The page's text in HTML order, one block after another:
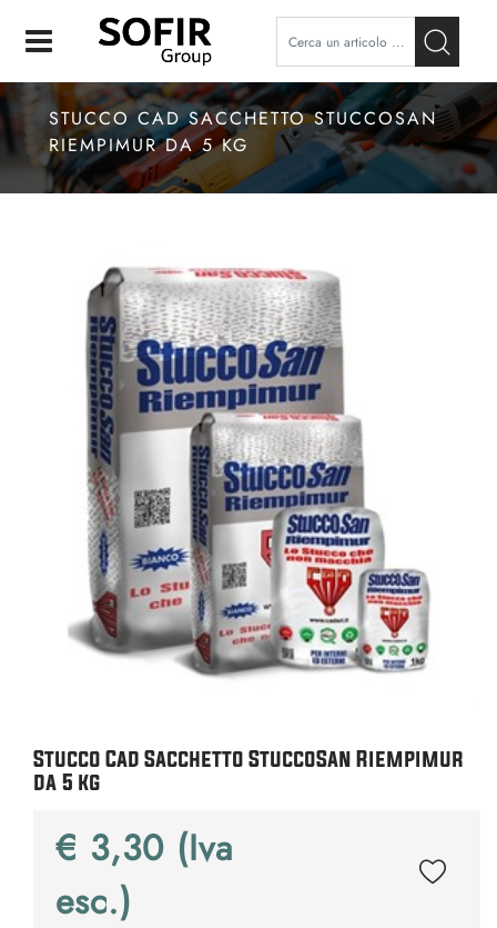
STUCCO CAD SACCHETTO STUCCOSAN
RIEMPIMUR DA 5 KG
Stucco Cad Sacchetto StuccoSan Riempimur
da 5 kg
€ 3,30 (Iva
esc.)